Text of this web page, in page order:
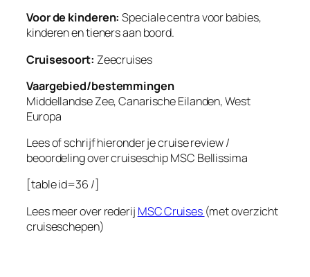
Voor de kinderen: Speciale centra voor babies,
kinderen en tieners aan boord.
Cruisesoort: Zeecruises
Vaargebied/bestemmingen
Middellandse Zee, Canarische Eilanden, West
Europa
Lees of schrijf hieronder je cruise review /
beoordeling over cruiseschipMSC Bellissima
[table id=36 /]
Lees meer over rederij MSC Cruises (met overzicht
cruiseschepen)